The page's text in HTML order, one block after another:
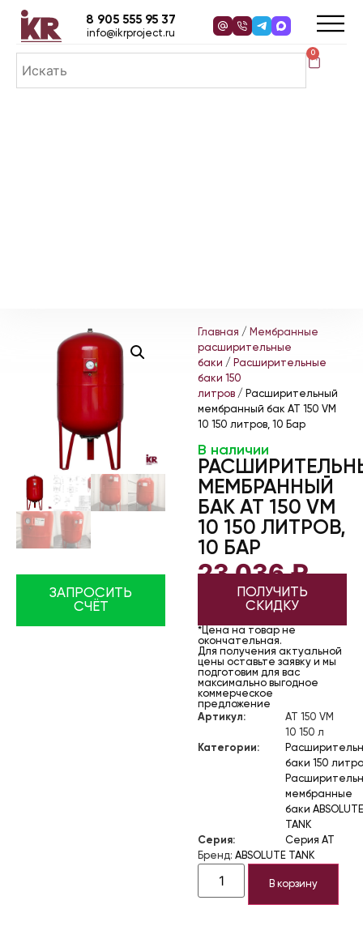
0
8 905 555 95 37
info@ikrproject.ru
ЗАПРОСИТЬ
СЧЁТ
Главная / Мембранные
расширительные
баки / Расширительные
баки 150
литров / Расширительный
мембранный бак AT 150 VМ
10 150 литров, 10 Бар
В наличии
МЕМБРАННЫЙ
БАК AT 150 VМ
10 150 ЛИТРОВ,
10 БАР
23 036₽
ПОЛУЧИТЬ
СКИДКУ
*Цена на товар не
окончательная.
Для получения актуальной
цены оставьте заявку и мы
подготовим для вас
максимально выгодное
коммерческое
предложение
Артикул:
AT 150 VМ
10 150 л
Категории:
баки 150
мембранные
баки ABSOLUTE
TANK
Серия:
Серия AT
Бренд: ABSOLUTE TANK
В корзину